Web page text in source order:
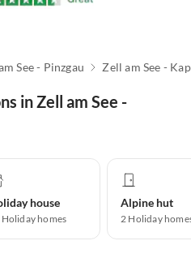
See - Pinzgau Zell am See -
in Zell am See -
house
Holiday homes
Alpine hut
2 Holiday